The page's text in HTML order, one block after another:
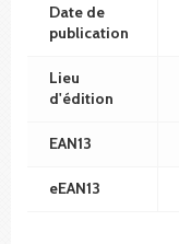
Date de
publication
Lieu
d'édition
EAN13
eEAN13